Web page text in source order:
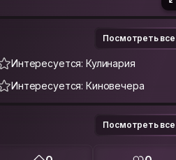
Посмотреть все
Интересуется: Кулинария
Интересуется: Киновечера
Посмотреть все